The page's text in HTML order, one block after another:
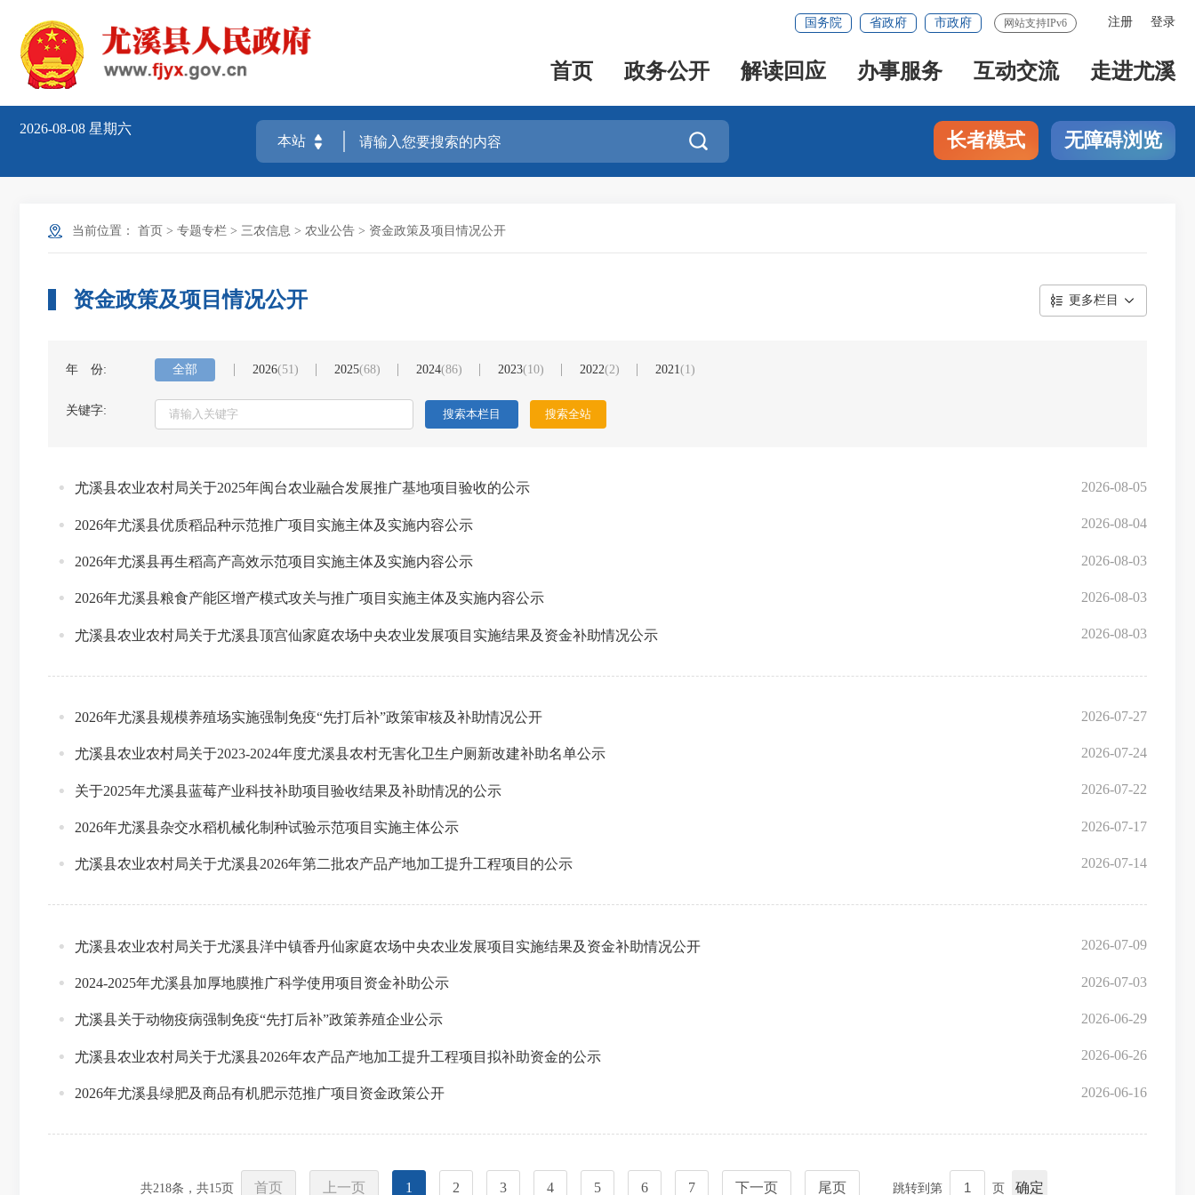
注册 登录
国务院 省政府 市政府 网站支持IPv6
首页 政务公开 解读回应 办事服务 互动交流 走进尤溪
2026-08-08 星期六
 长者模式 无障碍浏览
当前位置： 首页 > 专题专栏 > 三农信息 > 农业公告 > 资金政策及项目情况公开
资金政策及项目情况公开 更多栏目
年 份: 全部 2026(51) 2025(68) 2024(86) 2023(10) 2022(2) 2021(1)
关键字:
2026-08-05
尤溪县农业农村局关于2025年闽台农业融合发展推广基地项目验收的公示
2026-08-04
2026年尤溪县优质稻品种示范推广项目实施主体及实施内容公示
2026-08-03
2026年尤溪县再生稻高产高效示范项目实施主体及实施内容公示
2026-08-03
2026年尤溪县粮食产能区增产模式攻关与推广项目实施主体及实施内容公示
2026-08-03
尤溪县农业农村局关于尤溪县顶宫仙家庭农场中央农业发展项目实施结果及资金补助情况公示
2026-07-27
2026年尤溪县规模养殖场实施强制免疫“先打后补”政策审核及补助情况公开
2026-07-24
尤溪县农业农村局关于2023-2024年度尤溪县农村无害化卫生户厕新改建补助名单公示
2026-07-22
关于2025年尤溪县蓝莓产业科技补助项目验收结果及补助情况的公示
2026-07-17
2026年尤溪县杂交水稻机械化制种试验示范项目实施主体公示
2026-07-14
尤溪县农业农村局关于尤溪县2026年第二批农产品产地加工提升工程项目的公示
2026-07-09
尤溪县农业农村局关于尤溪县洋中镇香丹仙家庭农场中央农业发展项目实施结果及资金补助情况公开
2026-07-03
2024-2025年尤溪县加厚地膜推广科学使用项目资金补助公示
2026-06-29
尤溪县关于动物疫病强制免疫“先打后补”政策养殖企业公示
2026-06-26
尤溪县农业农村局关于尤溪县2026年农产品产地加工提升工程项目拟补助资金的公示
2026-06-16
2026年尤溪县绿肥及商品有机肥示范推广项目资金政策公开
共218条，共15页 首页 上一页 1 2 3 4 5 6 7 下一页 尾页 跳转到第 页 确定